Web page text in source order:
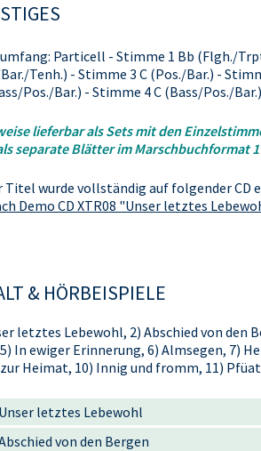
Particell - Stimme 1 Bb (Flgh./
Tenh.) - Stimme 3 C (Pos./Bar.) -
Pos./Bar.) - Stimme 4 C (Bass/Pos./Bar.)
lieferbar als Sets mit den
separate Blätter im Marschbuchformat
Titel wurde vollständig auf folgender CD
Demo CD XTR08 "Unser letztes
& HÖRBEISPIELE
letztes Lebewohl, 2) Abschied von den
In ewiger Erinnerung, 6) Almsegen, 7)
Heimat, 10) Innig und fromm, 11)
Unser letztes Lebewohl
von den Bergen